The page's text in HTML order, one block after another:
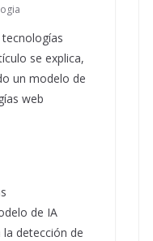
se explica,
un modelo de
web
de IA
la detección de